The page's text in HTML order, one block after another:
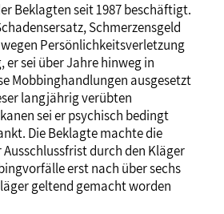
Beklagten seit 1987 beschäftigt.
Schmerzensgeld
Persönlichkeitsverletzung
sei über Jahre hinweg in
Mobbinghandlungen ausgesetzt
langjährig verübten
sei er psychisch bedingt
Die Beklagte machte die
durch den Kläger
erst nach über sechs
geltend gemacht worden